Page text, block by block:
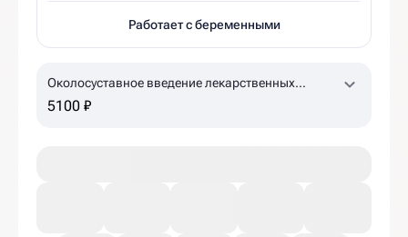
Работает с беременными
Околосуставное введение лекарственных
препаратов (ACP-терапия, 1 пробирка)
5100 ₽